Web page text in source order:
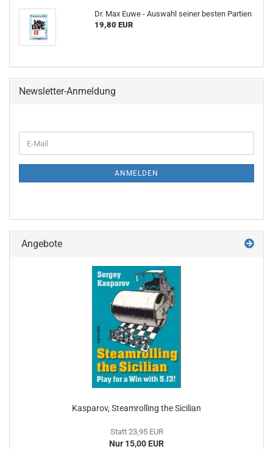
Dr. Max Euwe - Auswahl seiner besten Partien
19,80 EUR
Newsletter-Anmeldung
ZUR
E-
Mail
ANMELDEN
Angebote
Kasparov, Steamrolling the Sicilian
Statt 23,95 EUR
Nur 15,00 EUR